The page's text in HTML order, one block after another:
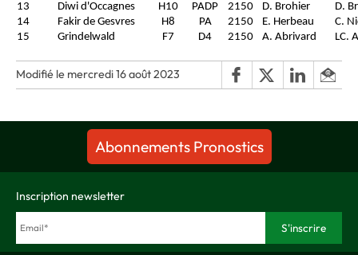
13
Diwi d'Occagnes H10 PADP 2150 D. Brohier
D.
14
Fakir de Gesvres H8 PA 2150 E. Herbeau
C.
15
Grindelwald F7 D4 2150 A. Abrivard LC.
Modifié le mercredi 16 août 2023
Abonnements Pronostics
Inscription newsletter